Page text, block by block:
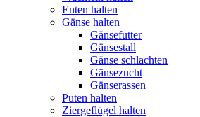
Enten halten
Gänse halten
Gänsefutter
Gänsestall
Gänse schlachten
Gänsezucht
Gänserassen
Puten halten
Ziergeflügel halten